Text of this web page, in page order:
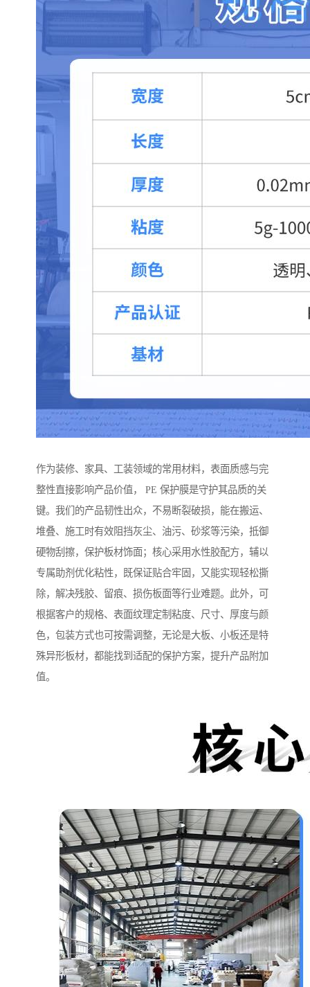
作为装修、家具、工装领域的常用材料，表面质感与完
整性直接影响产品价值， PE 保护膜是守护其品质的关
键。我们的产品韧性出众，不易断裂破损，能在搬运、
堆叠、施工时有效阻挡灰尘、油污、砂浆等污染，抵御
硬物刮擦，保护板材饰面；核心采用水性胶配方，辅以
专属助剂优化粘性，既保证贴合牢固，又能实现轻松撕
除，解决残胶、留痕、损伤板面等行业难题。此外，可
根据客户的规格、表面纹理定制粘度、尺寸、厚度与颜
色，包装方式也可按需调整，无论是大板、小板还是特
殊异形板材，都能找到适配的保护方案，提升产品附加
值。